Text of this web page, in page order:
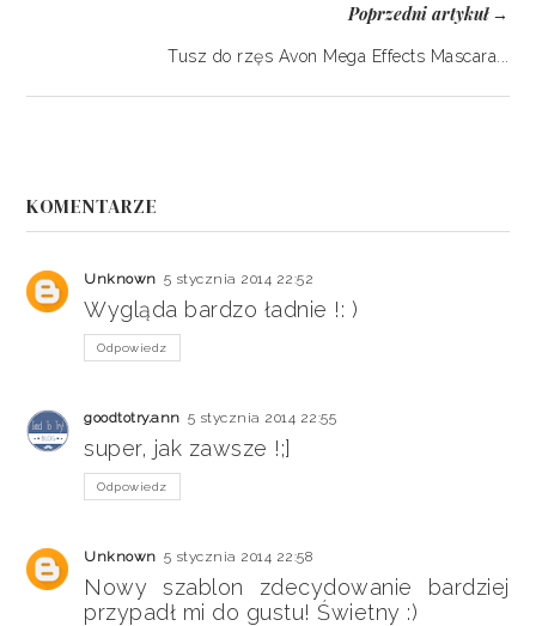
Poprzedni artykuł→
Tusz do rzęs Avon Mega Effects Mascara...
KOMENTARZE
Unknown 5 stycznia 2014 22:52
Wygląda bardzo ładnie !: )
Odpowiedz
goodtotry.ann 5 stycznia 2014 22:55
super, jak zawsze !;]
Odpowiedz
Unknown 5 stycznia 2014 22:58
Nowy szablon zdecydowanie bardziej
przypadł mi do gustu! Świetny :)